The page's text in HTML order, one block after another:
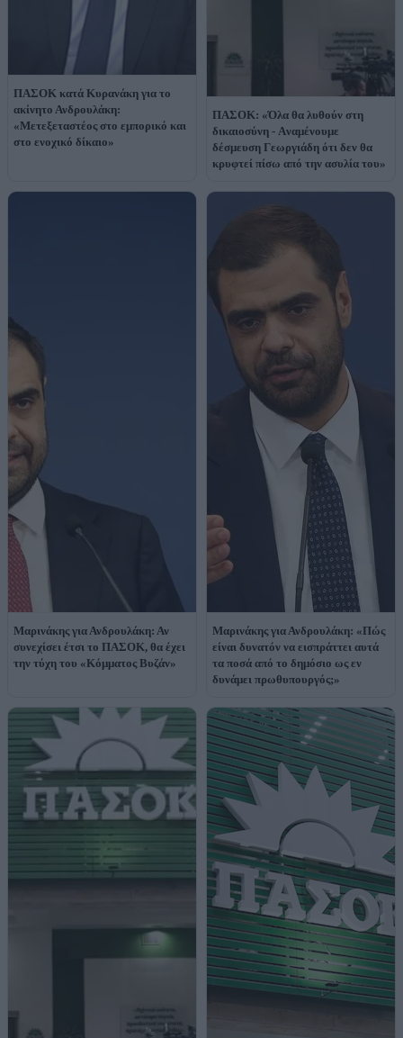
ΠΑΣΟΚ κατά Κυρανάκη για το
ακίνητο Ανδρουλάκη:
«Μετεξεταστέος στο εμπορικό και
στο ενοχικό δίκαιο»
ΠΑΣΟΚ: «Όλα θα λυθούν στη
δικαιοσύνη - Aναμένουμε
δέσμευση Γεωργιάδη ότι δεν θα
κρυφτεί πίσω από την ασυλία του»
Μαρινάκης για Ανδρουλάκη: Αν
συνεχίσει έτσι το ΠΑΣΟΚ, θα έχει
την τύχη του «Κόμματος Βυζάν»
Μαρινάκης για Ανδρουλάκη: «Πώς
είναι δυνατόν να εισπράττει αυτά
τα ποσά από το δημόσιο ως εν
δυνάμει πρωθυπουργός;»